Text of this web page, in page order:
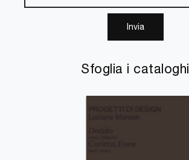
Sfoglia i cataloghi
Invia